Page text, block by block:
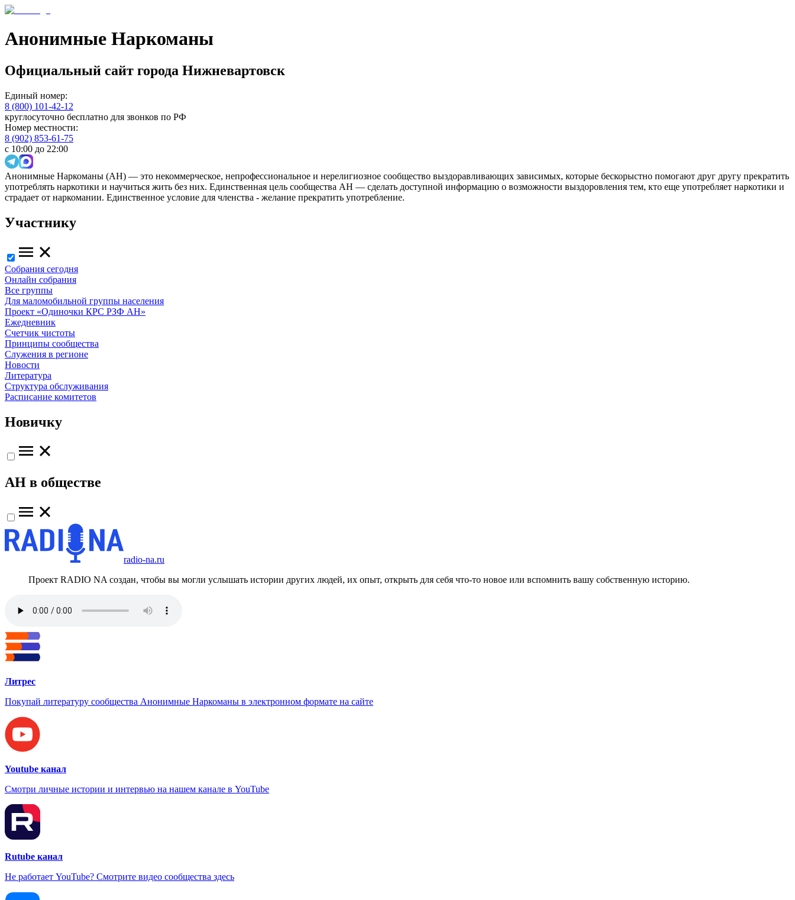
Анонимные Наркоманы
Официальный сайт города Нижневартовск
Единый номер:
8 (800) 101-42-12
круглосуточно бесплатно для звонков по РФ
Номер местности:
8 (902) 853-61-75
с 10:00 до 22:00
Анонимные Наркоманы (АН) — это некоммерческое, непрофессиональное и нерелигиозное сообщество выздоравливающих зависимых, которые бескорыстно помогают друг другу прекратить
употреблять наркотики и научиться жить без них. Единственная цель сообщества АН — сделать доступной информацию о возможности выздоровления тем, кто еще употребляет наркотики и
страдает от наркомании. Единственное условие для членства - желание прекратить употребление.
Участнику
Собрания сегодня
Онлайн собрания
Все группы
Для маломобильной группы населения
Проект «Одиночки КРС РЗФ АН»
Ежедневник
Счетчик чистоты
Принципы сообщества
Служения в регионе
Новости
Литература
Структура обслуживания
Расписание комитетов
Новичку
АН в обществе
radio-na.ru
Проект RADIO NA создан, чтобы вы могли услышать истории других людей, их опыт, открыть для себя что-то новое или вспомнить вашу собственную историю.
Литрес
Покупай литературу сообщества Анонимные Наркоманы в электронном формате на сайте
Youtube канал
Смотри личные истории и интервью на нашем канале в YouTube
Rutube канал
Не работает YouTube? Смотрите видео сообщества здесь